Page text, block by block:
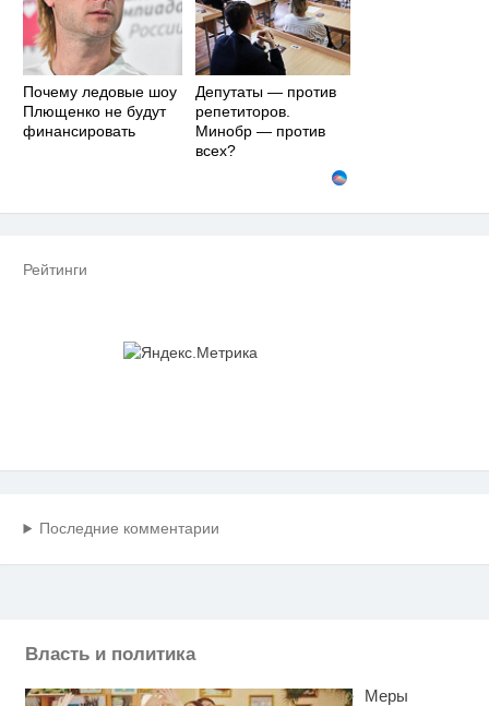
Почему ледовые шоу
Плющенко не будут
финансировать
Депутаты — против
репетиторов.
Минобр — против
всех?
Рейтинги
Последние комментарии
Власть и политика
Меры